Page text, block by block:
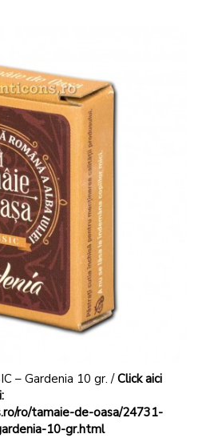
– Gardenia 10 gr. /Click aici
ro/tamaie-de-oasa/24731-
10-gr.html